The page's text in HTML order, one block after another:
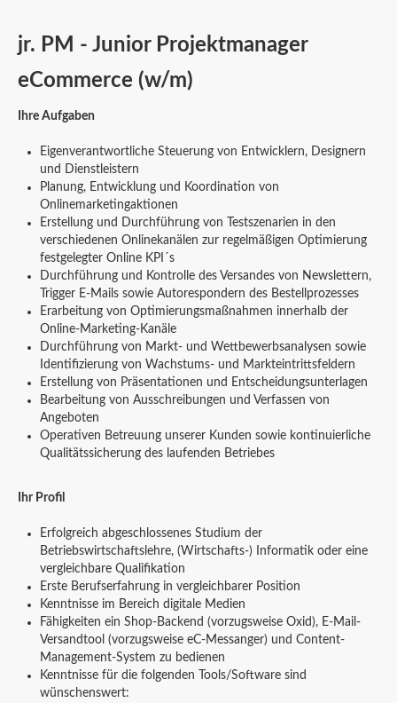
jr. PM - Junior Projektmanager
eCommerce (w/m)
Ihre Aufgaben
Eigenverantwortliche Steuerung von Entwicklern, Designern
und Dienstleistern
Planung, Entwicklung und Koordination von
Onlinemarketingaktionen
Erstellung und Durchführung von Testszenarien in den
verschiedenen Onlinekanälen zur regelmäßigen Optimierung
festgelegter Online KPI´s
Durchführung und Kontrolle des Versandes von Newslettern,
Trigger E-Mails sowie Autorespondern des Bestellprozesses
Erarbeitung von Optimierungsmaßnahmen innerhalb der
Online-Marketing-Kanäle
Durchführung von Markt- und Wettbewerbsanalysen sowie
Identifizierung von Wachstums- und Markteintrittsfeldern
Erstellung von Präsentationen und Entscheidungsunterlagen
Bearbeitung von Ausschreibungen und Verfassen von
Angeboten
Operativen Betreuung unserer Kunden sowie kontinuierliche
Qualitätssicherung des laufenden Betriebes
Ihr Profil
Erfolgreich abgeschlossenes Studium der
Betriebswirtschaftslehre, (Wirtschafts-) Informatik oder eine
vergleichbare Qualifikation
Erste Berufserfahrung in vergleichbarer Position
Kenntnisse im Bereich digitale Medien
Fähigkeiten ein Shop-Backend (vorzugsweise Oxid), E-Mail-
Versandtool (vorzugsweise eC-Messanger) und Content-
Management-System zu bedienen
Kenntnisse für die folgenden Tools/Software sind
wünschenswert: